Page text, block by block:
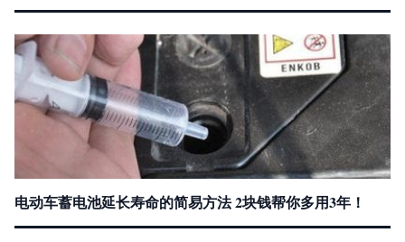
电动车蓄电池延长寿命的简易方法 2块钱帮你多用3年！